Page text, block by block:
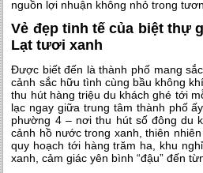
nguồn lợi nhuận không nhỏ trong
Vẻ đẹp tinh tế của biệt thự
Lạt tươi xanh
Được biết đến là thành phố mang
cảnh sắc hữu tình cùng bầu không
thu hút hàng triệu du khách ghé tới
lạc ngay giữa trung tâm thành phố
phường 4 – nơi thu hút số đông du
cảnh hồ nước trong xanh, thiên
quy hoạch tới hàng trăm ha, khu
xanh, cảm giác yên bình “đậu” đến